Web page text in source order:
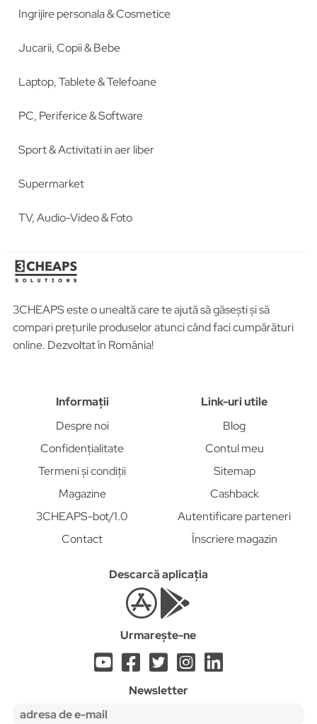
Ingrijire personala & Cosmetice
Jucarii, Copii & Bebe
Laptop, Tablete & Telefoane
PC, Periferice & Software
Sport & Activitati in aer liber
Supermarket
TV, Audio-Video & Foto
3CHEAPS este o unealtă care te ajută să găsești și să
compari prețurile produselor atunci când faci cumpărături
online. Dezvoltat în România!
Informații
Despre noi
Confidențialitate
Termeni și condiții
Magazine
3CHEAPS-bot/1.0
Contact
Link-uri utile
Blog
Contul meu
Sitemap
Cashback
Autentificare parteneri
Înscriere magazin
Descarcă aplicația
Urmarește-ne
Newsletter